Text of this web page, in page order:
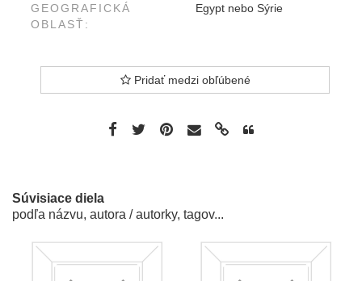
GEOGRAFICKÁ
OBLASŤ:
Egypt nebo Sýrie
Pridať medzi obľúbené
Súvisiace diela
podľa názvu, autora / autorky, tagov...